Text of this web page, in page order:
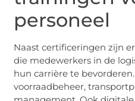
personeel
Naast certificeringen zijn
die medewerkers in de
hun carrière te
voorraadbeheer,